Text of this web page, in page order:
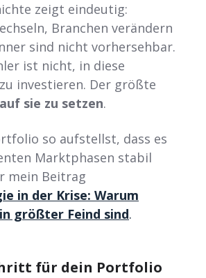
zeigt eindeutig:
Branchen verändern
sind nicht vorhersehbar.
ist nicht, in diese
investieren. Der größte
sie zu setzen.
so aufstellst, dass es
Marktphasen stabil
mein Beitrag
in der Krise: Warum
größter Feind sind.
für dein Portfolio